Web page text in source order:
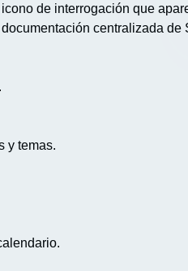
de interrogación que
centralizada de
y temas.